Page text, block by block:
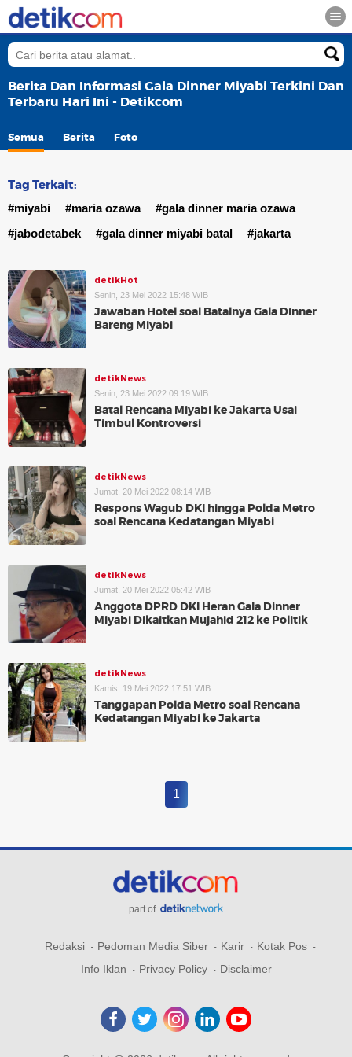
Berita Dan Informasi Gala Dinner Miyabi Terkini Dan
Terbaru Hari Ini - Detikcom
Semua Berita Foto
Tag Terkait:
#miyabi #maria ozawa
#gala dinner maria ozawa
#jabodetabek
#gala dinner miyabi batal #jakarta
detikHot
Senin, 23 Mei 2022 15:48 WIB
Jawaban Hotel soal Batalnya Gala Dinner
Bareng Miyabi
detikNews
Senin, 23 Mei 2022 09:19 WIB
Batal Rencana Miyabi ke Jakarta Usai
Timbul Kontroversi
detikNews
Jumat, 20 Mei 2022 08:14 WIB
Respons Wagub DKI hingga Polda Metro
soal Rencana Kedatangan Miyabi
detikNews
Jumat, 20 Mei 2022 05:42 WIB
Anggota DPRD DKI Heran Gala Dinner
Miyabi Dikaitkan Mujahid 212 ke Politik
detikNews
Kamis, 19 Mei 2022 17:51 WIB
Tanggapan Polda Metro soal Rencana
Kedatangan Miyabi ke Jakarta
1
part of
Redaksi Pedoman Media Siber Karir
Kotak Pos
Info Iklan
Privacy Policy Disclaimer